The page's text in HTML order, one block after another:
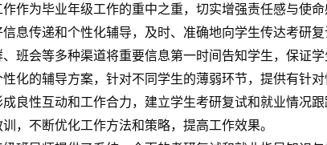
作为毕业年级工作的重中之重，切实增强责任感与使
息传递和个性化辅导，及时、准确地向学生传达考研
班会等多种渠道将重要信息第一时间告知学生，保证
性化的辅导方案， 针对不同学生的薄弱环节，提供有针对
良性互动和工作合力，建立学生考研复试和就业情况
，不断优化工作方法和策略，提高工作效果。